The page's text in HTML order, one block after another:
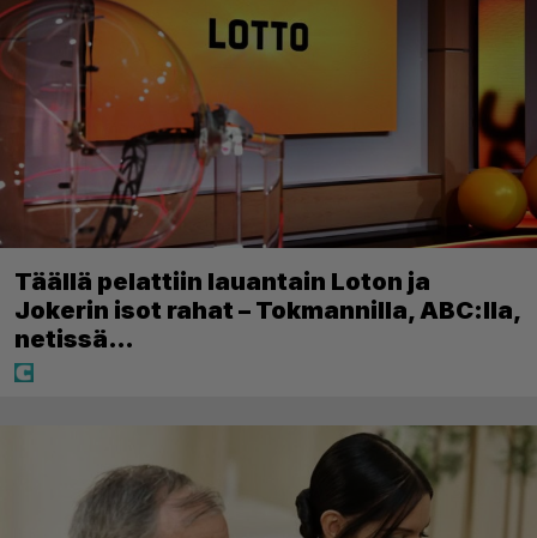
Täällä pelattiin lauantain Loton ja
Jokerin isot rahat – Tokmannilla, ABC:lla,
netissä…